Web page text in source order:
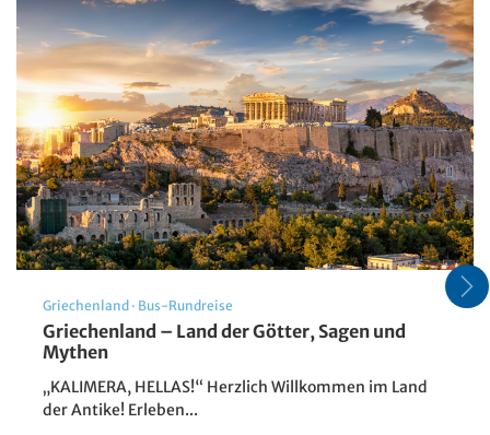
Griechenland · Bus-Rundreise
Griechenland – Land der Götter, Sagen und
Mythen
„KALIMERA, HELLAS!“ Herzlich Willkommen im Land
der Antike! Erleben...